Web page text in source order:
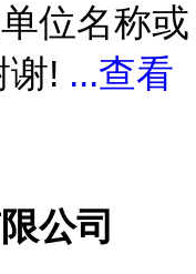
位名称或
谢! ...查看
公司